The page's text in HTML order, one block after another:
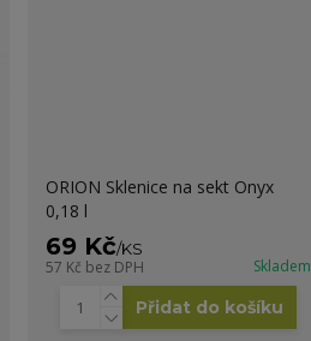
ORION Sklenice na sekt Onyx
0,18 l
69 Kč/KS
57 Kč bez DPH Skladem
Přidat do košíku